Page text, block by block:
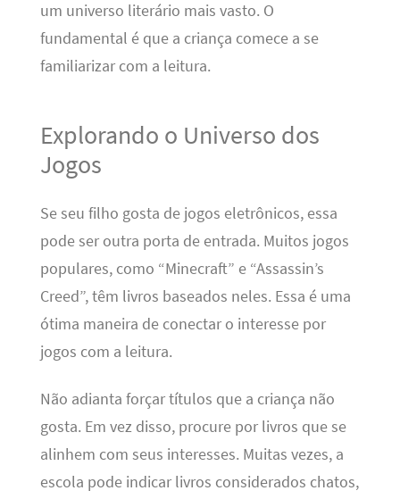
um universo literário mais vasto. O
fundamental é que a criança comece a se
familiarizar com a leitura.
Explorando o Universo dos
Jogos
Se seu filho gosta de jogos eletrônicos, essa
pode ser outra porta de entrada. Muitos jogos
populares, como “Minecraft” e “Assassin’s
Creed”, têm livros baseados neles. Essa é uma
ótima maneira de conectar o interesse por
jogos com a leitura.
Não adianta forçar títulos que a criança não
gosta. Em vez disso, procure por livros que se
alinhem com seus interesses. Muitas vezes, a
escola pode indicar livros considerados chatos,